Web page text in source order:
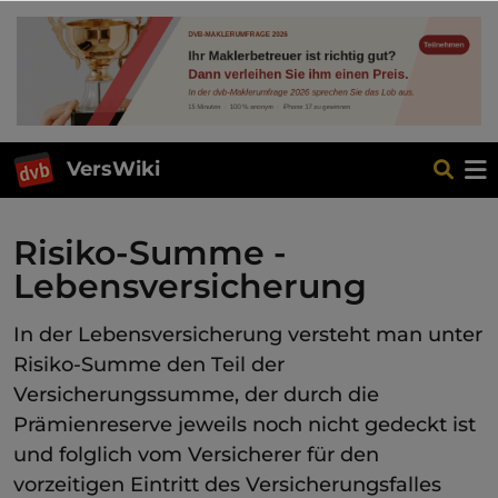
VersWiki
Risiko-Summe -
Lebensversicherung
In der Lebensversicherung versteht man unter
Risiko-Summe den Teil der
Versicherungssumme, der durch die
Prämienreserve jeweils noch nicht gedeckt ist
und folglich vom Versicherer für den
vorzeitigen Eintritt des Versicherungsfalles